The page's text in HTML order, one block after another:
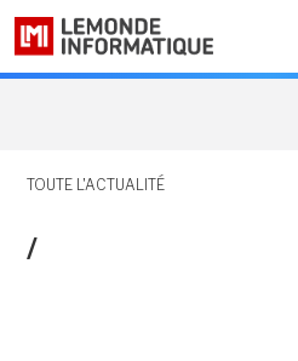
TOUTE L'ACTUALITÉ
/